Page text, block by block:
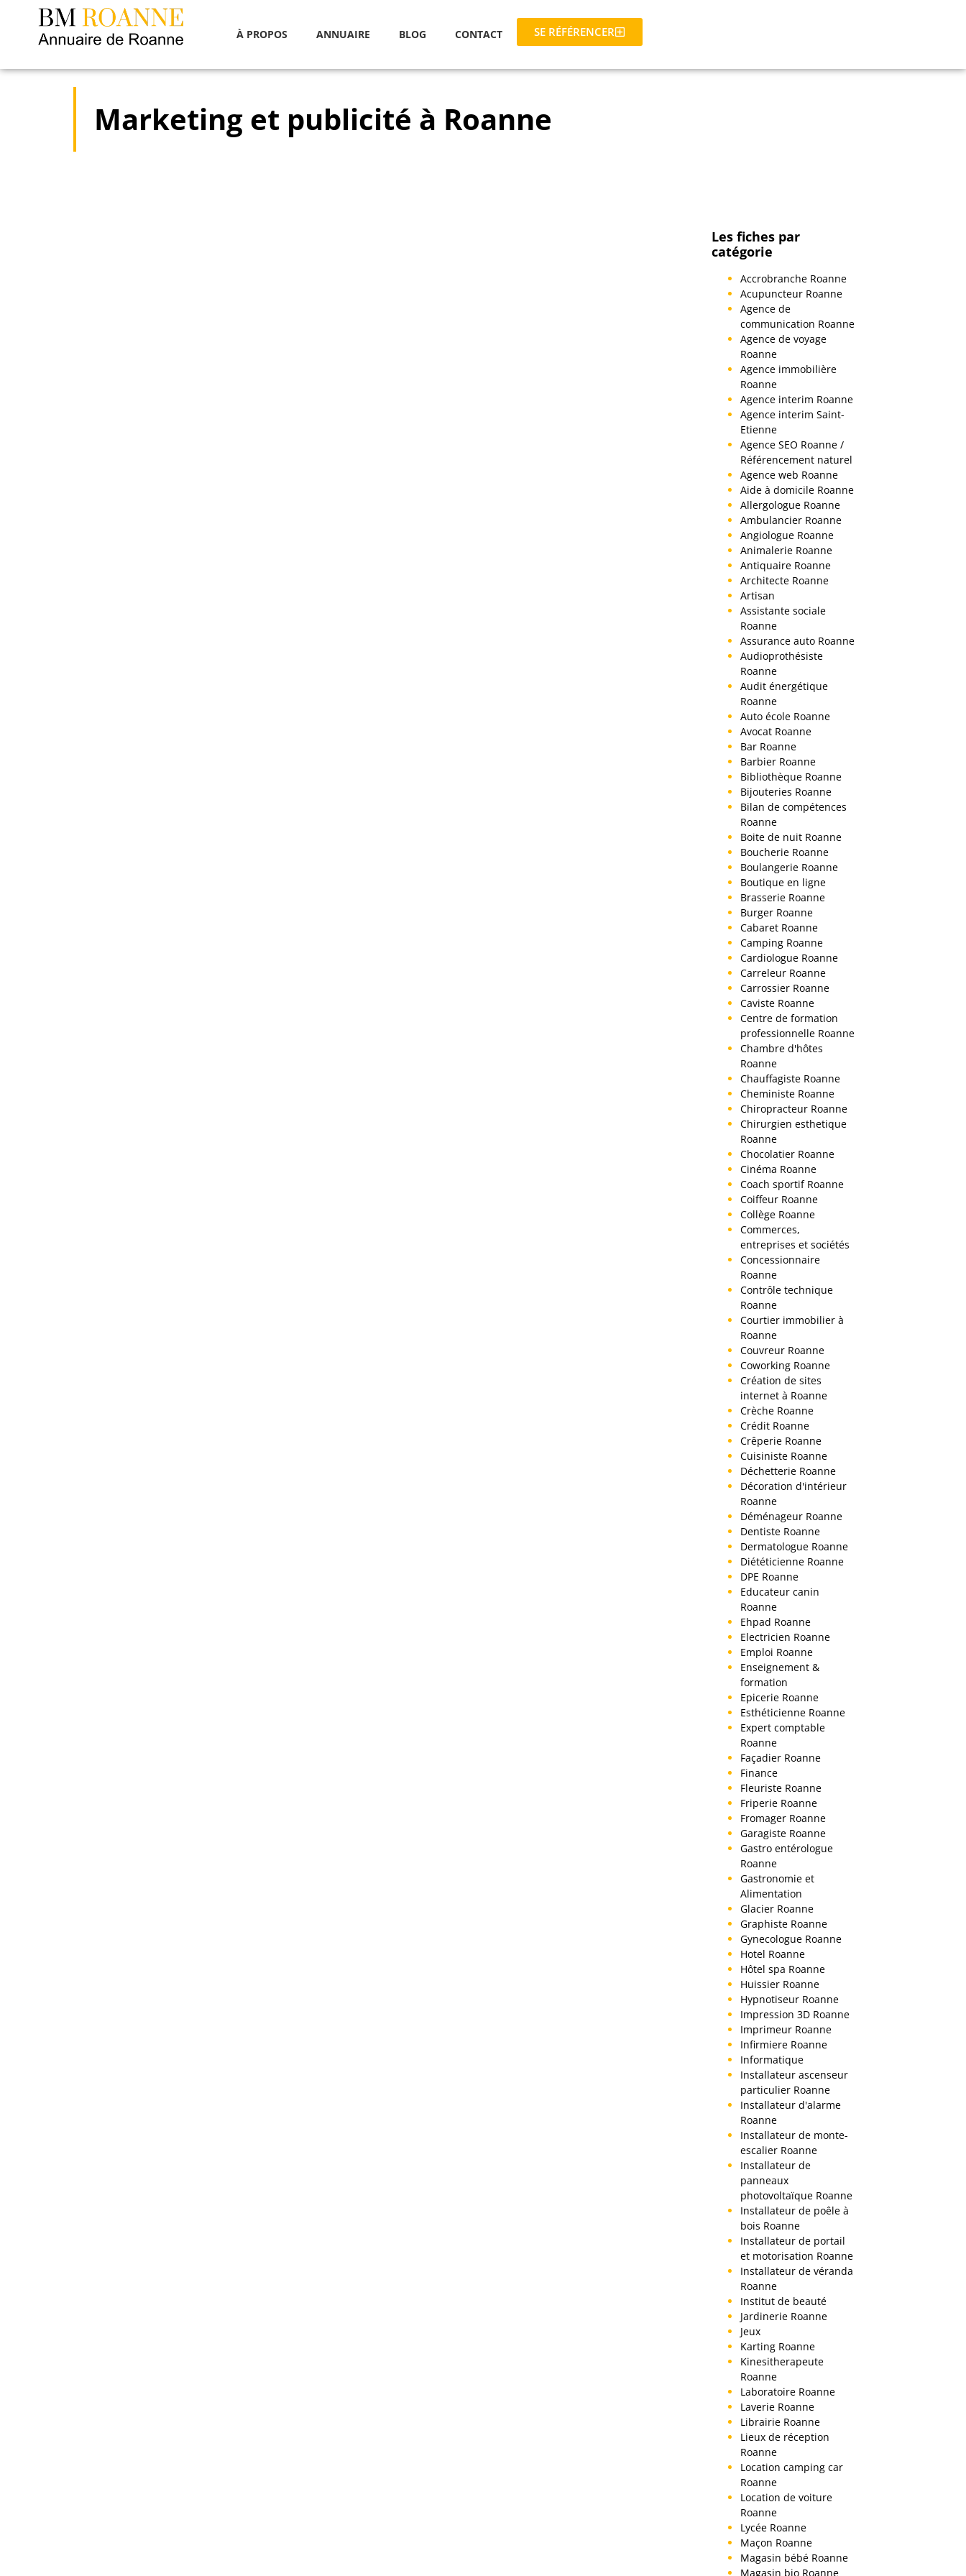
À PROPOS ANNUAIRE BLOG CONTACT SE RÉFÉRENCER
Marketing et publicité à Roanne
Les fiches par
catégorie
Accrobranche Roanne
Acupuncteur Roanne
Agence de
communication Roanne
Agence de voyage
Roanne
Agence immobilière
Roanne
Agence interim Roanne
Agence interim Saint-
Etienne
Agence SEO Roanne /
Référencement naturel
Agence web Roanne
Aide à domicile Roanne
Allergologue Roanne
Ambulancier Roanne
Angiologue Roanne
Animalerie Roanne
Antiquaire Roanne
Architecte Roanne
Artisan
Assistante sociale
Roanne
Assurance auto Roanne
Audioprothésiste
Roanne
Audit énergétique
Roanne
Auto école Roanne
Avocat Roanne
Bar Roanne
Barbier Roanne
Bibliothèque Roanne
Bijouteries Roanne
Bilan de compétences
Roanne
Boite de nuit Roanne
Boucherie Roanne
Boulangerie Roanne
Boutique en ligne
Brasserie Roanne
Burger Roanne
Cabaret Roanne
Camping Roanne
Cardiologue Roanne
Carreleur Roanne
Carrossier Roanne
Caviste Roanne
Centre de formation
professionnelle Roanne
Chambre d'hôtes
Roanne
Chauffagiste Roanne
Cheministe Roanne
Chiropracteur Roanne
Chirurgien esthetique
Roanne
Chocolatier Roanne
Cinéma Roanne
Coach sportif Roanne
Coiffeur Roanne
Collège Roanne
Commerces,
entreprises et sociétés
Concessionnaire
Roanne
Contrôle technique
Roanne
Courtier immobilier à
Roanne
Couvreur Roanne
Coworking Roanne
Création de sites
internet à Roanne
Crèche Roanne
Crédit Roanne
Crêperie Roanne
Cuisiniste Roanne
Déchetterie Roanne
Décoration d'intérieur
Roanne
Déménageur Roanne
Dentiste Roanne
Dermatologue Roanne
Diététicienne Roanne
DPE Roanne
Educateur canin
Roanne
Ehpad Roanne
Electricien Roanne
Emploi Roanne
Enseignement &
formation
Epicerie Roanne
Esthéticienne Roanne
Expert comptable
Roanne
Façadier Roanne
Finance
Fleuriste Roanne
Friperie Roanne
Fromager Roanne
Garagiste Roanne
Gastro entérologue
Roanne
Gastronomie et
Alimentation
Glacier Roanne
Graphiste Roanne
Gynecologue Roanne
Hotel Roanne
Hôtel spa Roanne
Huissier Roanne
Hypnotiseur Roanne
Impression 3D Roanne
Imprimeur Roanne
Infirmiere Roanne
Informatique
Installateur ascenseur
particulier Roanne
Installateur d'alarme
Roanne
Installateur de monte-
escalier Roanne
Installateur de
panneaux
photovoltaïque Roanne
Installateur de poêle à
bois Roanne
Installateur de portail
et motorisation Roanne
Installateur de véranda
Roanne
Institut de beauté
Jardinerie Roanne
Jeux
Karting Roanne
Kinesitherapeute
Roanne
Laboratoire Roanne
Laverie Roanne
Librairie Roanne
Lieux de réception
Roanne
Location camping car
Roanne
Location de voiture
Roanne
Lycée Roanne
Maçon Roanne
Magasin bébé Roanne
Magasin bio Roanne